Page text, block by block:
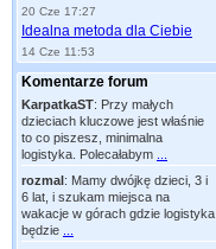
20 Cze 17:27
Idealna metoda dla Ciebie
14 Cze 11:53
Komentarze forum
KarpatkaST: Przy małych
dzieciach kluczowe jest właśnie
to co piszesz, minimalna
logistyka. Polecałabym
rozmal: Mamy dwójkę dzieci, 3 i
6 lat, i szukam miejsca na
wakacje w górach gdzie logistyka
będzie